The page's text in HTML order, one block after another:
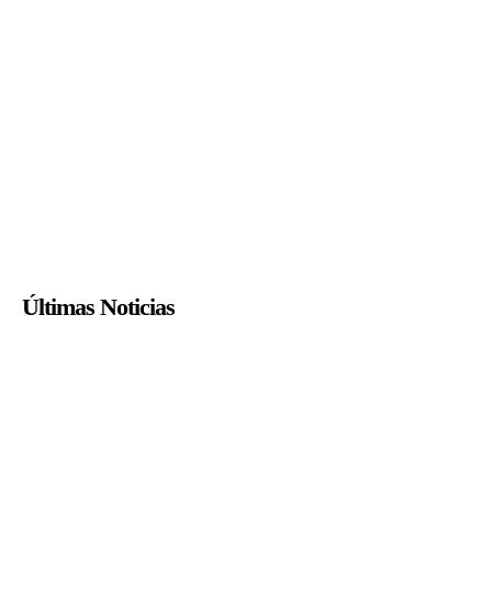
Últimas Noticias